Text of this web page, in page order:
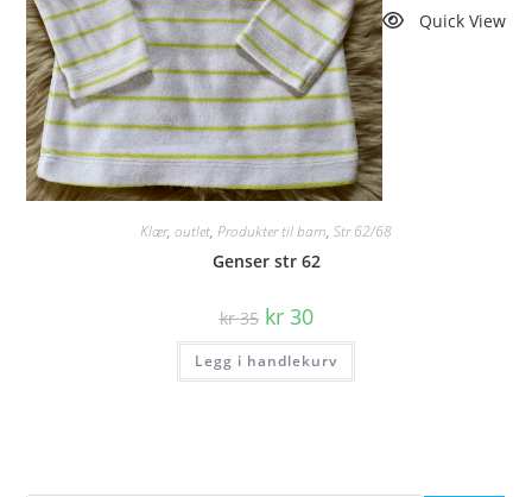
Quick View
Klær, outlet, Produkter til barn, Str 62/68
Genser str 62
kr35 Opprinnelig
pris
var:
kr 35.
kr30Nåværende
pris
er:
kr 30.
Legg i handlekurv